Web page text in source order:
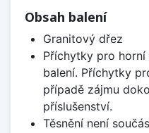
Obsah balení
Granitový dřez
Příchytky pro
balení. Příchytky
případě zájmu
příslušenství.
Těsnění není